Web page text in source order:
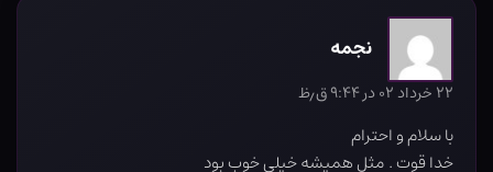
نجمه
۲۲ خرداد ۰۲ در ۹:۴۴ ق٫ظ
با سلام و احترام
خدا قوت . مثل هميشه خيلی خوب بود